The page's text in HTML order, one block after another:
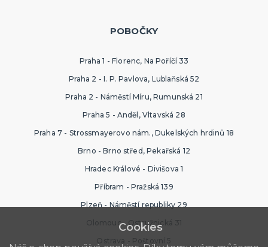
POBOČKY
Praha 1 - Florenc, Na Poříčí 33
Praha 2 - I. P. Pavlova, Lublaňská 52
Praha 2 - Náměstí Míru, Rumunská 21
Praha 5 - Anděl, Vltavská 28
Praha 7 - Strossmayerovo nám., Dukelských hrdinů 18
Brno - Brno střed, Pekařská 12
Hradec Králové - Divišova 1
Příbram - Pražská 139
Plzeň - Náměstí republiky 29
Olomouc - Ostružnická 31
Ostrava - Poštovní 5
Cookies